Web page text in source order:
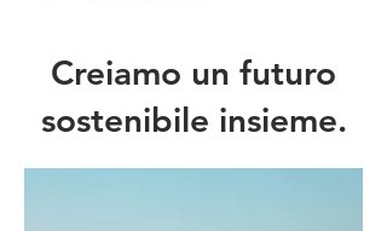
Creiamo un futuro
sostenibile insieme.